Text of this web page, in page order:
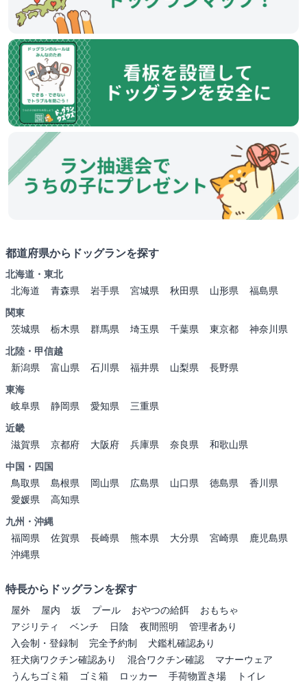
都道府県からドッグランを探す
北海道・東北
北海道
青森県 岩手県 宮城県 秋田県 山形県
福島県
関東
茨城県
栃木県 群馬県 埼玉県 千葉県 東京都
神奈川県
北陸・甲信越
新潟県
富山県 石川県 福井県 山梨県
長野県
東海
岐阜県
静岡県 愛知県
三重県
近畿
滋賀県
京都府 大阪府 兵庫県 奈良県
和歌山県
中国・四国
鳥取県
島根県 岡山県 広島県 山口県 徳島県
香川県
愛媛県
高知県
九州・沖縄
福岡県
佐賀県 長崎県 熊本県 大分県 宮崎県
鹿児島県
沖縄県
特長からドッグランを探す
屋外 屋内 坂 プール おやつの給餌
おもちゃ
アジリティ
ベンチ 日陰 夜間照明
管理者あり
入会制・登録制
完全予約制
犬鑑札確認あり
狂犬病ワクチン確認あり
混合ワクチン確認
マナーウェア
うんちゴミ箱
ゴミ箱 ロッカー 手荷物置き場
トイレ